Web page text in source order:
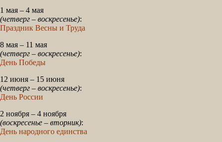
1 мая – 4 мая
(четверг – воскресенье):
Праздник Весны и Труда
8 мая – 11 мая
(четверг – воскресенье):
День Победы
12 июня – 15 июня
(четверг – воскресенье):
День России
2 ноября – 4 ноября
(воскресенье – вторник):
День народного единства